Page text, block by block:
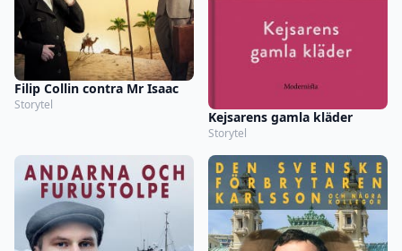
Filip Collin contra Mr Isaac
Storytel
Kejsarens gamla kläder
Storytel